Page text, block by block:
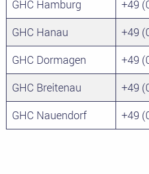
GHC Hamburg
+49
GHC Hanau
+49
GHC Dormagen
+49
GHC Breitenau
+49
GHC Nauendorf
+49